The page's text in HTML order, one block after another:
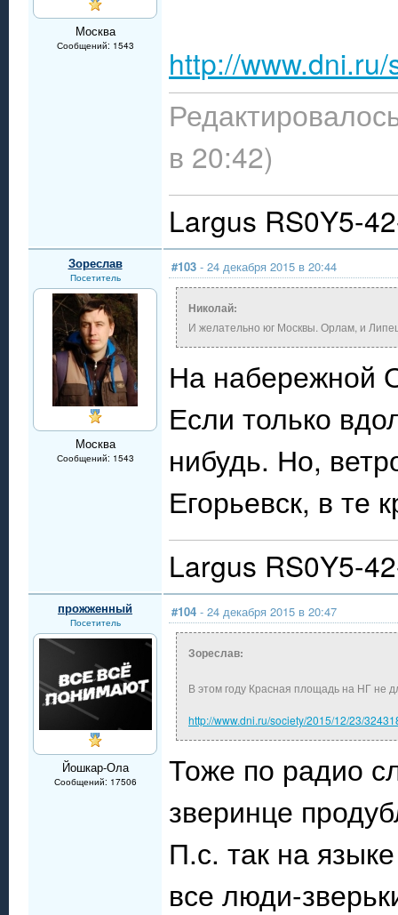
Москва
Сообщений: 1543
http://
в 20:42)
Largus RS0Y5-
Зореслав
Посетитель
Москва
Сообщений: 1543
#103 - 24 декабря 2015 в 20:44
Николай:
И желательно юг Москвы. Орлам, и
На набережной
Если только
нибудь. Но,
Егорьевск, в те
Largus RS0Y5-
прожженный
Посетитель
Йошкар-Ола
Сообщений: 17506
#104 - 24 декабря 2015 в 20:47
Зореслав:
В этом году Красная площадь на НГ не
http://www.dni.ru/society/2015/12/23/
Тоже по радио
зверинце
П.с. так на
все люди-